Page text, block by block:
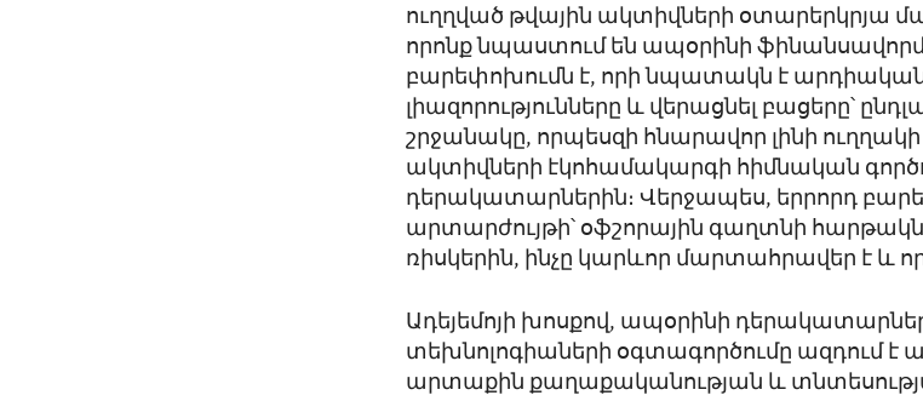
ուղղված թվային ակտիվների օտարերկրյա
որոնք նպաստում են ապօրինի
բարեփոխումն է, որի նպատակն է
լիազորությունները և վերացնել բացերը՝
շրջանակը, որպեսզի հնարավոր լինի
ակտիվների էկոհամակարգի հիմնական
դերակատարներին։ Վերջապես, երրորդ
արտարժույթի՝ օֆշորային գաղտնի
ռիսկերին, ինչը կարևոր մարտահրավեր է և
Ադեյեմոյի խոսքով, ապօրինի
տեխնոլոգիաների օգտագործումը ազդում է
արտաքին քաղաքականության և